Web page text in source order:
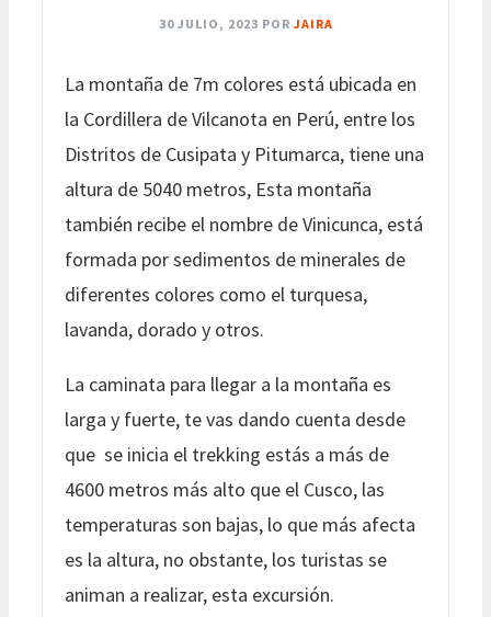
30 JULIO, 2023 POR JAIRA
La montaña de 7m colores está ubicada en
la Cordillera de Vilcanota en Perú, entre los
Distritos de Cusipata y Pitumarca, tiene una
altura de 5040 metros, Esta montaña
también recibe el nombre de Vinicunca, está
formada por sedimentos de minerales de
diferentes colores como el turquesa,
lavanda, dorado y otros.
La caminata para llegar a la montaña es
larga y fuerte, te vas dando cuenta desde
que se inicia el trekking estás a más de
4600 metros más alto que el Cusco, las
temperaturas son bajas, lo que más afecta
es la altura, no obstante, los turistas se
animan a realizar, esta excursión.